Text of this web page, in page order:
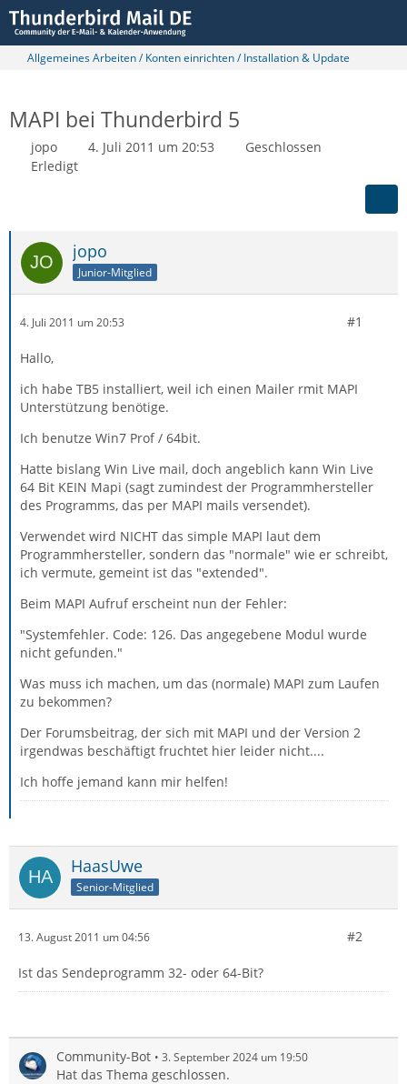
Allgemeines Arbeiten / Konten einrichten / Installation & Update
MAPI bei Thunderbird 5
jopo 4. Juli 2011 um 20:53
Geschlossen
Erledigt
jopo
Junior-Mitglied
4. Juli 2011 um 20:53 #1
Hallo,
ich habe TB5 installiert, weil ich einen Mailer rmit MAPI
Unterstützung benötige.
Ich benutze Win7 Prof / 64bit.
Hatte bislang Win Live mail, doch angeblich kann Win Live
64 Bit KEIN Mapi (sagt zumindest der Programmhersteller
des Programms, das per MAPI mails versendet).
Verwendet wird NICHT das simple MAPI laut dem
Programmhersteller, sondern das "normale" wie er schreibt,
ich vermute, gemeint ist das "extended".
Beim MAPI Aufruf erscheint nun der Fehler:
"Systemfehler. Code: 126. Das angegebene Modul wurde
nicht gefunden."
Was muss ich machen, um das (normale) MAPI zum Laufen
zu bekommen?
Der Forumsbeitrag, der sich mit MAPI und der Version 2
irgendwas beschäftigt fruchtet hier leider nicht....
Ich hoffe jemand kann mir helfen!
HaasUwe
Senior-Mitglied
13. August 2011 um 04:56 #2
Ist das Sendeprogramm 32- oder 64-Bit?
Community-Bot 3. September 2024 um 19:50
Hat das Thema geschlossen.